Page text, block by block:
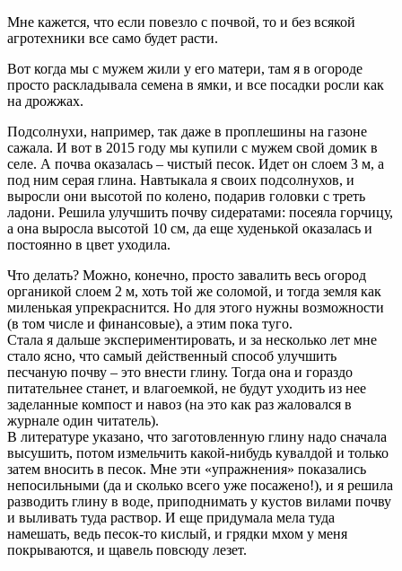
Мне кажется, что если повезло с почвой, то и без всякой
агротехники все само будет расти.
Вот когда мы с мужем жили у его матери, там я в огороде
просто раскладывала семена в ямки, и все посадки росли как
на дрожжах.
Подсолнухи, например, так даже в проплешины на газоне
сажала. И вот в 2015 году мы купили с мужем свой домик в
селе. А почва оказалась – чистый песок. Идет он слоем 3 м, а
под ним серая глина. Навтыкала я своих подсолнухов, и
выросли они высотой по колено, подарив головки с треть
ладони. Решила улучшить почву сидератами: посеяла горчицу,
а она выросла высотой 10 см, да еще худенькой оказалась и
постоянно в цвет уходила.
Что делать? Можно, конечно, просто завалить весь огород
органикой слоем 2 м, хоть той же соломой, и тогда земля как
миленькая упрекраснится. Но для этого нужны возможности
(в том числе и финансовые), а этим пока туго.
Стала я дальше экспериментировать, и за несколько лет мне
стало ясно, что самый действенный способ улучшить
песчаную почву – это внести глину. Тогда она и гораздо
питательнее станет, и влагоемкой, не будут уходить из нее
заделанные компост и навоз (на это как раз жаловался в
журнале один читатель).
В литературе указано, что заготовленную глину надо сначала
высушить, потом измельчить какой-нибудь кувалдой и только
затем вносить в песок. Мне эти «упражнения» показались
непосильными (да и сколько всего уже посажено!), и я решила
разводить глину в воде, приподнимать у кустов вилами почву
и выливать туда раствор. И еще придумала мела туда
намешать, ведь песок-то кислый, и грядки мхом у меня
покрываются, и щавель повсюду лезет.